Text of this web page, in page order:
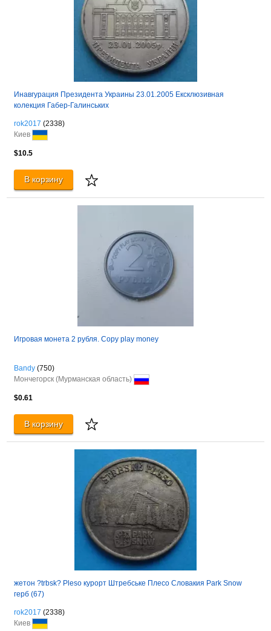
Инавгурация Президента Украины 23.01.2005 Ексклюзивная
колекция Габер-Галинських
rok2017 (2338)
Киев
$10.5
В корзину
Игровая монета 2 рубля. Copy play money
Bandy (750)
Мончегорск (Мурманская область)
$0.61
В корзину
жетон ?trbsk? Pleso курорт Штребське Плесо Словакия Park Snow
герб (67)
rok2017 (2338)
Киев